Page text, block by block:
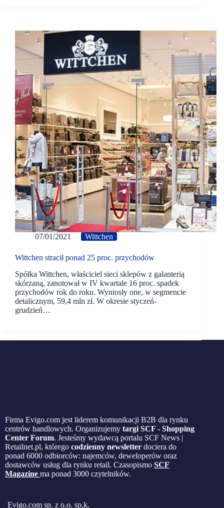
07/01/2021 Wittchen
Wittchen stracił ponad 25 proc. przychodów
Spółka Wittchen, właściciel sieci sklepów z galanterią
skórzaną, zanotował w IV kwartale 16 proc. spadek
przychodów rok do roku. Wyniosły one, w segmencie
detalicznym, 59,4 mln zł. W okresie styczeń-
grudzień…
Firma Evigo.com jest liderem komunikacji B2B dla rynku
centrów handlowych. Organizujemy targi SCF - Shopping
Center Forum. Jesteśmy wydawcą portalu SCF News |
Retailnet.pl, którego codzienny newsletter dociera do
ponad 6000 odbiorców: najemców, deweloperów oraz
dostawców usług dla rynku retail. Czasopismo SCF
Magazine ma ponad 3000 czytelników.
Evigo.com sp. z o.o. sp.k.